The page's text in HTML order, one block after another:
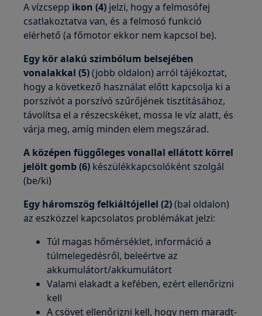
A vízcsepp ikon (4) jelzi, hogy a felmosófej
csatlakoztatva van, és a felmosó funkció
elérhető (a főmotor ekkor nem kapcsol be).
Egy kör alakú szimbólum belsejében
vonalakkal (5)(jobb oldalon) arról tájékoztat,
hogy a következő használat előtt kapcsolja ki a
porszívót a porszívó szűrőjének tisztításához,
távolítsa el a részecskéket, mossa le víz alatt, és
várja meg, amíg minden elem megszárad.
A középen függőleges vonallal ellátott körrel
jelölt gomb (6) készülékkapcsolóként szolgál
(be/ki)
Egy háromszög felkiáltójellel (2)(bal oldalon)
az eszközzel kapcsolatos problémákat jelzi:
Túl magas hőmérséklet, információ a
túlmelegedésről, beleértve az
akkumulátort/akkumulátort
Valami elakadt a kefében, ezért ellenőrizni
kell
A csövet ellenőrizni kell, hogy nem maradt-